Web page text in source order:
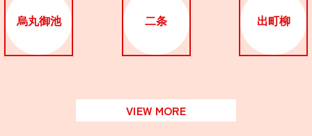
烏丸御池 二条 出町柳
VIEW MORE